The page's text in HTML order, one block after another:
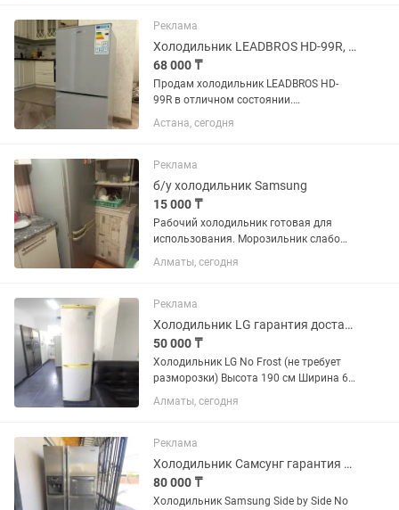
Реклама
Холодильник LEADBROS HD-99R, 6 месяцев использования
68 000 ₸
Продам холодильник LEADBROS HD-
99R в отличном состоянии.
Использовался всего 6 месяцев.
Полностью в рабочем состоянии,
и снаружи чистый, использовался
аккуратно....
Астана, сегодня
Реклама
б/у холодильник Samsung
15 000 ₸
Рабочий холодильник готовая для
использования. Морозильник слабо
работает
Алматы, сегодня
Реклама
Холодильник LG гарантия доставка
50 000 ₸
Холодильник LG No Frost (не требует
разморозки) Высота 190 см Ширина 60
см Глубина 60 см ✅ Продажа б/у
холодильников с официальной
мастера с более чем 10 летним...
Алматы, сегодня
Реклама
Холодильник Самсунг гарантия и доставка
80 000 ₸
Холодильник Samsung Side by Side No